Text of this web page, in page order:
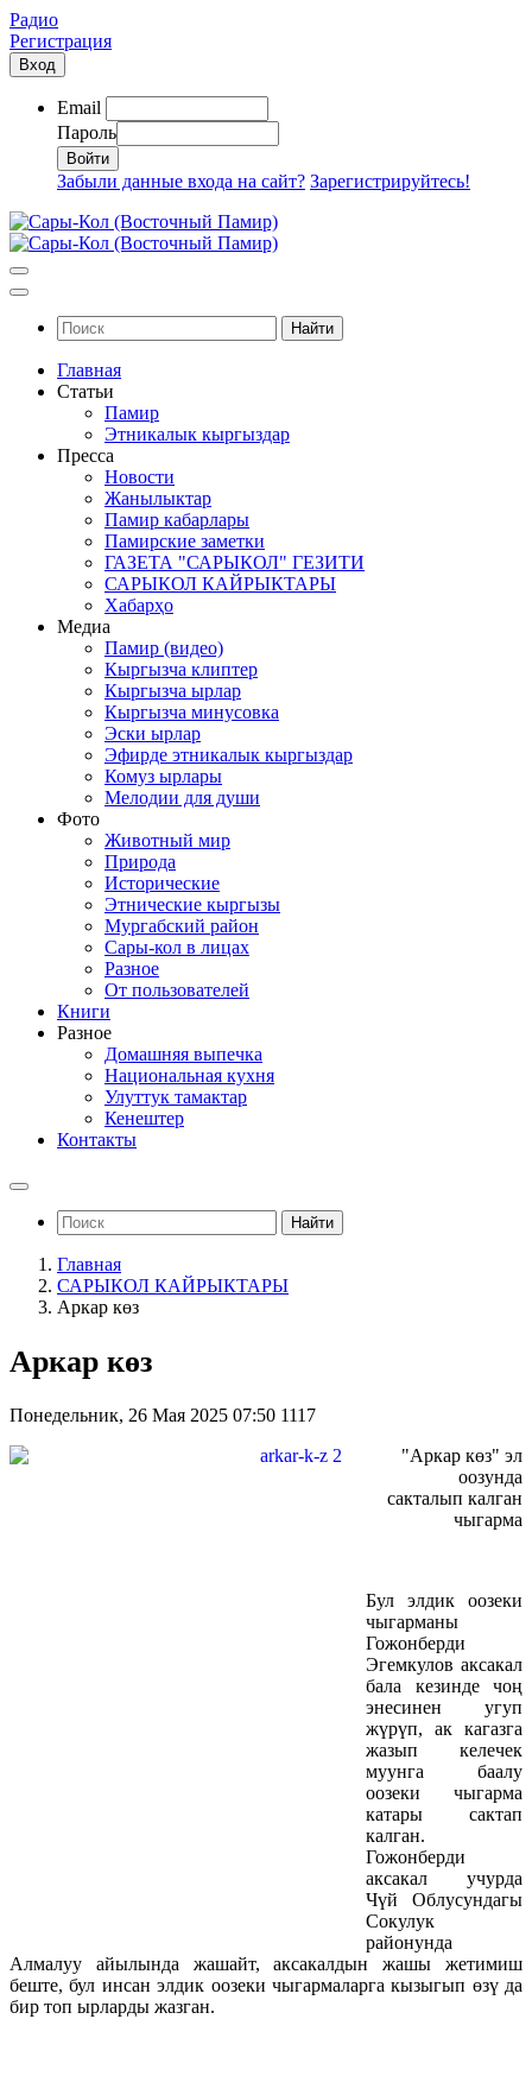
Радио
Регистрация
Вход
Email
Пароль
Забыли данные входа на сайт? Зарегистрируйтесь!
Найти
Главная
Статьи
Памир
Этникалык кыргыздар
Пресса
Новости
Жанылыктар
Памир кабарлары
Памирские заметки
ГАЗЕТА "САРЫКОЛ" ГЕЗИТИ
САРЫКОЛ КАЙРЫКТАРЫ
Хабарҳо
Медиа
Памир (видео)
Кыргызча клиптер
Кыргызча ырлар
Кыргызча минусовка
Эски ырлар
Эфирде этникалык кыргыздар
Комуз ырлары
Мелодии для души
Фото
Животный мир
Природа
Исторические
Этнические кыргызы
Мургабский район
Сары-кол в лицах
Разное
От пользователей
Книги
Разное
Домашняя выпечка
Национальная кухня
Улуттук тамактар
Кенештер
Контакты
Найти
Главная
САРЫКОЛ КАЙРЫКТАРЫ
Аркар көз
Аркар көз
Понедельник, 26 Мая 2025 07:50 1117
"Аркар көз" эл
оозунда
сакталып калган
чыгарма
Бул элдик оозеки
чыгарманы
Гожонберди
Эгемкулов аксакал
бала кезинде чоң
энесинен угуп
жүрүп, ак кагазга
жазып келечек
муунга баалу
оозеки чыгарма
катары сактап
калган.
Гожонберди
аксакал учурда
Чүй Облусундагы
Сокулук
районунда
Алмалуу айылында жашайт, аксакалдын жашы жетимиш
беште, бул инсан элдик оозеки чыгармаларга кызыгып өзү да
бир топ ырларды жазган.